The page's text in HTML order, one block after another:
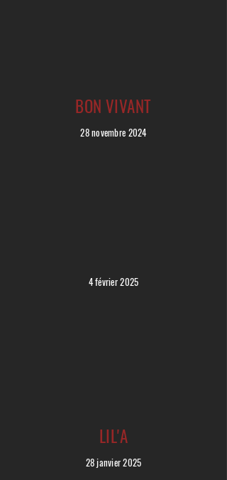
BON VIVANT
28 novembre 2024
4 février 2025
LIL'A
28 janvier 2025